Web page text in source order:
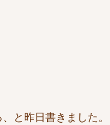
と昨日書きました。